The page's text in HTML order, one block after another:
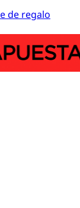
de regalo